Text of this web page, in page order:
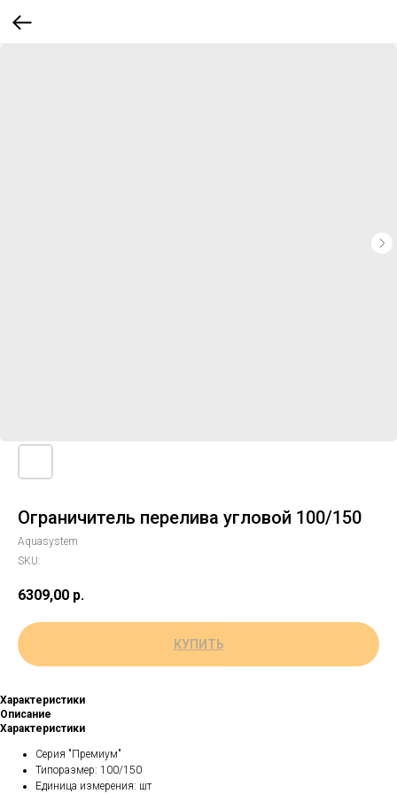
Ограничитель перелива угловой 100/150
Aquasystem
SKU:
6309,00 р.
КУПИТЬ
Характеристики
Описание
Характеристики
Серия "Премиум"
Типоразмер: 100/150
Единица измерения: шт